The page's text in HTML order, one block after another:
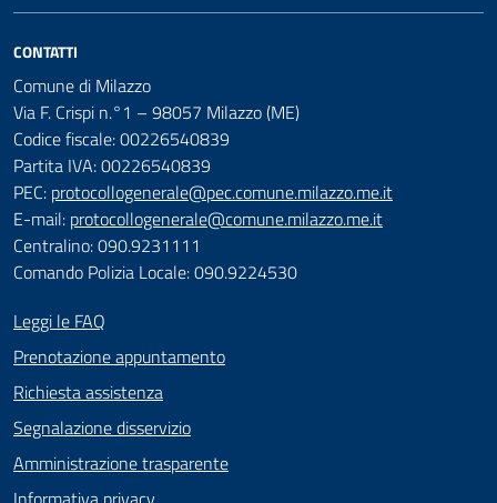
CONTATTI
Comune di Milazzo
Via F. Crispi n.°1 – 98057 Milazzo (ME)
Codice fiscale: 00226540839
Partita IVA: 00226540839
PEC: protocollogenerale@pec.comune.milazzo.me.it
E-mail: protocollogenerale@comune.milazzo.me.it
Centralino: 090.9231111
Comando Polizia Locale: 090.9224530
Leggi le FAQ
Prenotazione appuntamento
Richiesta assistenza
Segnalazione disservizio
Amministrazione trasparente